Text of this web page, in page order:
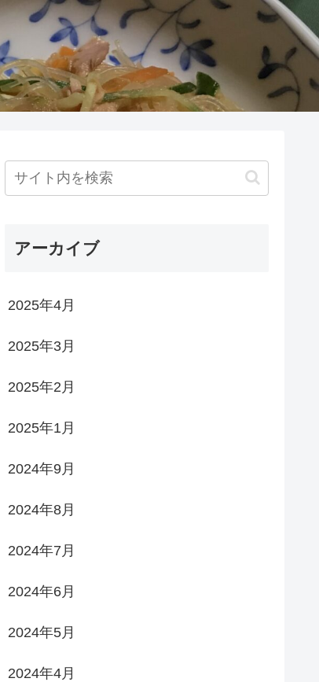
アーカイブ
2025年4月
2025年3月
2025年2月
2025年1月
2024年9月
2024年8月
2024年7月
2024年6月
2024年5月
2024年4月